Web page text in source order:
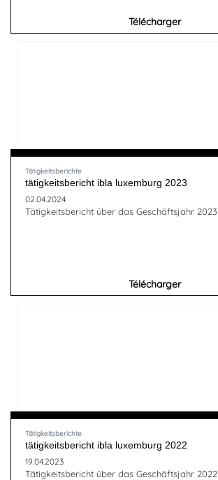
Télécharger
Tätigkeitsberichte
tätigkeitsbericht ibla luxemburg 2023
02.04.2024
Tätigkeitsbericht über das Geschäftsjahr 2023
Télécharger
Tätigkeitsberichte
tätigkeitsbericht ibla luxemburg 2022
19.04.2023
Tätigkeitsbericht über das Geschäftsjahr 2022